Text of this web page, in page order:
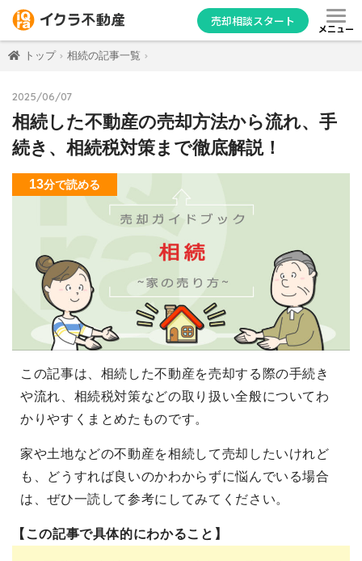
売却相談スタート
メニュー
トップ 相続の記事一覧
2025/06/07
相続した不動産の売却方法から流れ、手
続き、相続税対策まで徹底解説！
13分で読める
この記事は、相続した不動産を売却する際の手続き
や流れ、相続税対策などの取り扱い全般についてわ
かりやすくまとめたものです。
家や土地などの不動産を相続して売却したいけれど
も、どうすれば良いのかわからずに悩んでいる場合
は、ぜひ一読して参考にしてみてください。
【この記事で具体的にわかること】